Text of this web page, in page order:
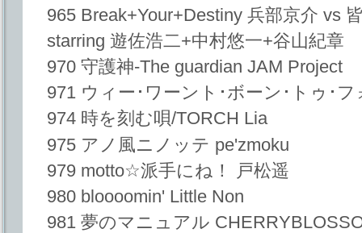
965 Break+Your+Destiny 兵部京介 vs
starring 遊佐浩二+中村悠一+谷山紀章
970 守護神-The guardian JAM Project
971 ウィー･ワーント･ボーン･トゥ･
974 時を刻む唄/TORCH Lia
975 アノ風ニノッテ pe'zmoku
979 motto☆派手にね！ 戸松遥
980 bloooomin' Little Non
981 夢のマニュアル